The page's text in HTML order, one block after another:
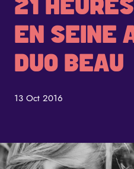
21
EN SEINE
DUO BEAU
13 Oct 2016